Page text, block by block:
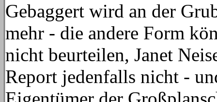
Gebaggert wird an der
mehr - die andere Form
nicht beurteilen, Janet
Report jedenfalls nicht -